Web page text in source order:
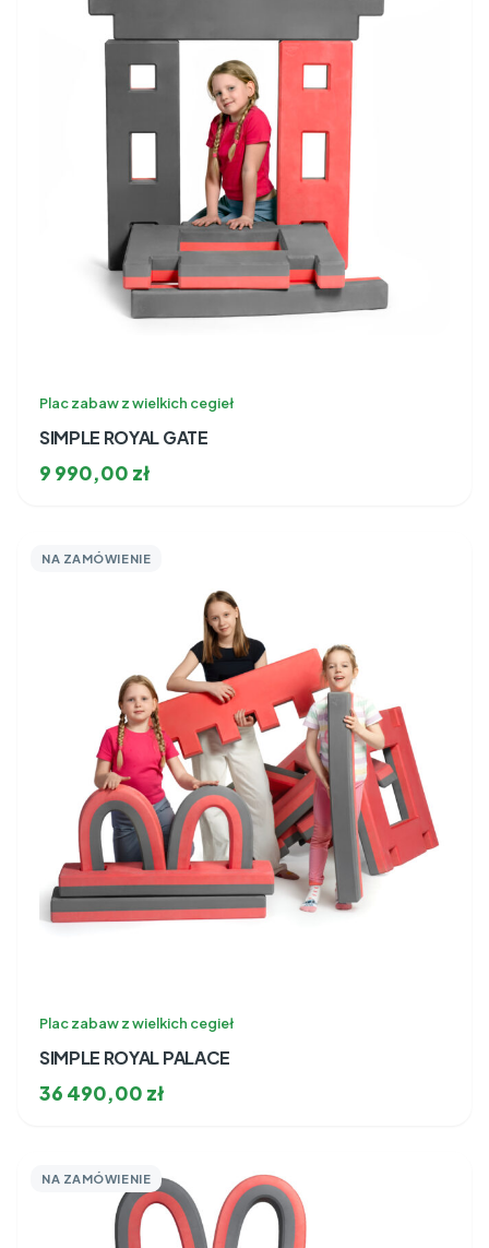
Plac zabaw z wielkich cegieł
SIMPLE ROYAL GATE
9 990,00 zł
NA ZAMÓWIENIE
Plac zabaw z wielkich cegieł
SIMPLE ROYAL PALACE
36 490,00 zł
NA ZAMÓWIENIE